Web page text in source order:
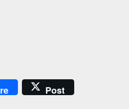
Post